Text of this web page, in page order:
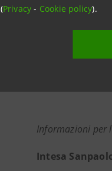
(Privacy- Cookie policy).
Antonio
Informazioni per
Intesa